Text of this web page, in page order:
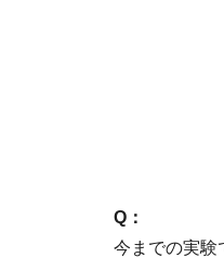
Q：
今までの実験